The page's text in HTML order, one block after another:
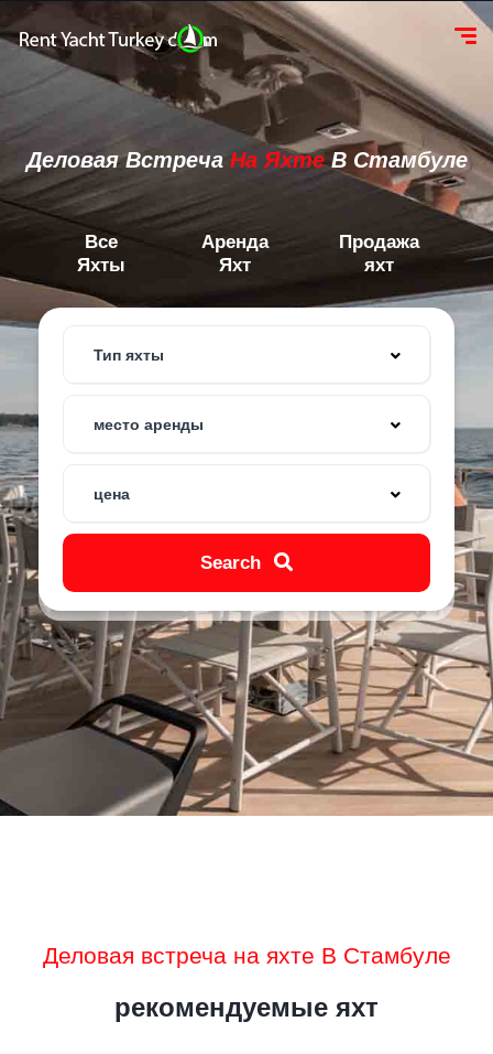
Деловая ВстречаНа ЯхтеВ Стамбуле
Все
Яхты
Аренда
Яхт
Продажа
яхт
Тип яхты
место аренды
цена
Search
Деловая встреча на яхте В Стамбуле
рекомендуемые яхт